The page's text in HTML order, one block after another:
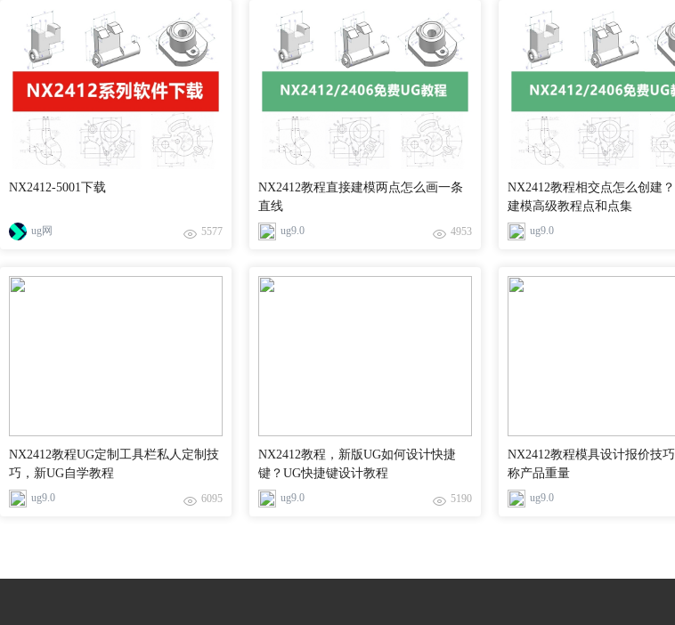
NX2412-5001下载
ug网 5577
NX2412教程直接建模两点怎么画一条
直线
ug9.0 4953
NX2412教程相交点怎么创建
建模高级教程点和点集
ug9.0
NX2412教程UG定制工具栏私人定制技
巧，新UG自学教程
ug9.0 6095
NX2412教程，新版UG如何设计快捷
键？UG快捷键设计教程
ug9.0 5190
NX2412教程模具设计报价技
称产品重量
ug9.0